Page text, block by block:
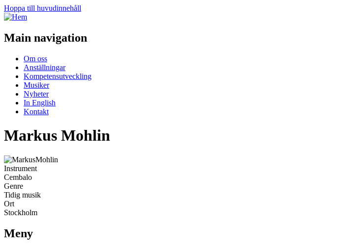
Hoppa till huvudinnehåll
Main navigation
Om oss
Anställningar
Kompetensutveckling
Musiker
Nyheter
In English
Kontakt
Markus Mohlin
Instrument
Cembalo
Genre
Tidig musik
Ort
Stockholm
Meny